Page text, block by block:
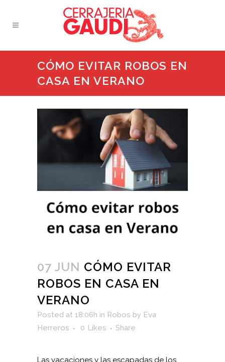
CÓMO EVITAR ROBOS EN
CASA EN VERANO
07 JUN CÓMO EVITAR
ROBOS EN CASA EN
VERANO
Posted at 18:06h in Robos by Eva
Herreros
0 Likes Share
Las vacaciones y las escapadas de los